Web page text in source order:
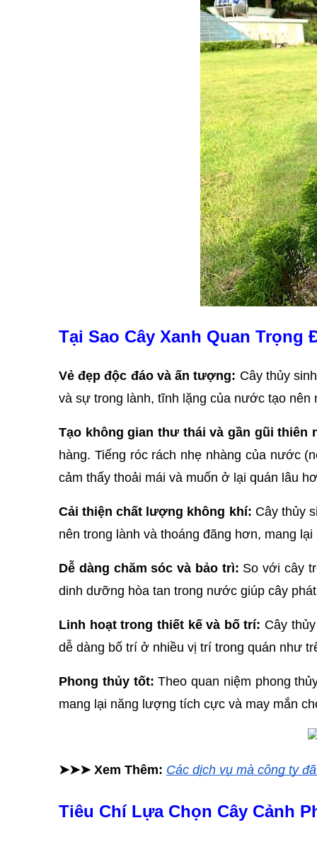
Tại Sao Cây Xanh Quan
Vẻ đẹp độc đáo và ấn tượng: Cây thủy
và sự trong lành, tĩnh lặng của nước tạo
Tạo không gian thư thái và gần gũi thiên
hàng. Tiếng róc rách nhẹ nhàng của nước
cảm thấy thoải mái và muốn ở lại quán lâu
Cải thiện chất lượng không khí: Cây thủy
nên trong lành và thoáng đãng hơn, mang
Dễ dàng chăm sóc và bảo trì: So với cây
dinh dưỡng hòa tan trong nước giúp cây
Linh hoạt trong thiết kế và bố trí: Cây
dễ dàng bố trí ở nhiều vị trí trong quán như
Phong thủy tốt: Theo quan niệm phong
mang lại năng lượng tích cực và may mắn
➤➤➤ Xem Thêm: Các dịch vụ mà công ty
Tiêu Chí Lựa Chọn Cây Cảnh